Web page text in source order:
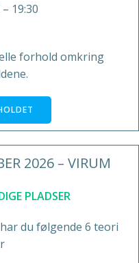
19:30
forhold omkring
2026 – VIRUM
PLADSER
du følgende 6 teori